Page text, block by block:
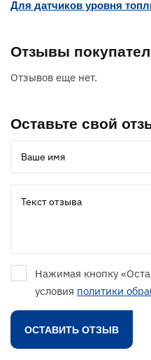
Для датчиков уровня
Отзывы
Отзывов еще нет.
Оставьте свой
Ваше имя
Текст отзыва
Нажимая кнопку
условия политики